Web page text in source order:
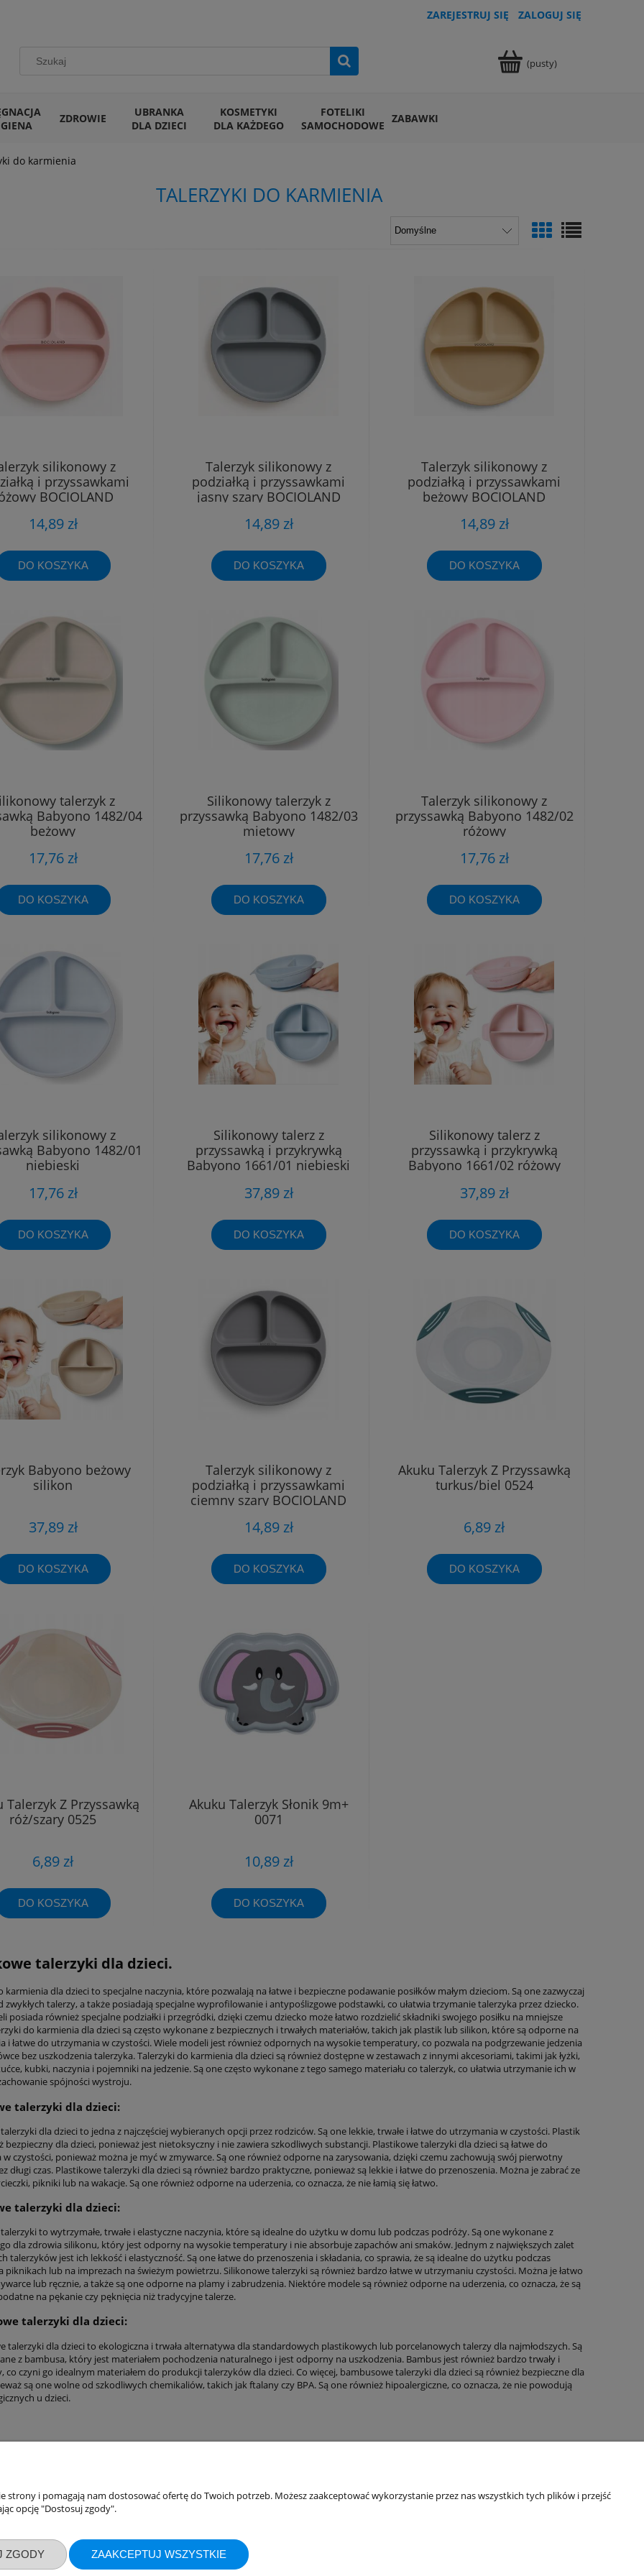
ZAREJESTRUJ SIĘ ZALOGUJ SIĘ
(pusty)
ZDROWIE
UBRANKA
DLA DZIECI
KOSMETYKI
DLA KAŻDEGO
FOTELIKI
SAMOCHODOWE ZABAWKI
do karmienia
TALERZYKI DO KARMIENIA
silikonowy z
i przyssawkami
BOCIOLAND
14,89 zł
DO KOSZYKA
Talerzyk silikonowy z
podziałką i przyssawkami
jasny szary BOCIOLAND
14,89 zł
DO KOSZYKA
Talerzyk silikonowy z
podziałką i przyssawkami
beżowy BOCIOLAND
14,89 zł
DO KOSZYKA
talerzyk z
Babyono 1482/04
beżowy
17,76 zł
DO KOSZYKA
Silikonowy talerzyk z
przyssawką Babyono 1482/03
miętowy
17,76 zł
DO KOSZYKA
Talerzyk silikonowy z
przyssawką Babyono 1482/02
różowy
17,76 zł
DO KOSZYKA
silikonowy z
Babyono 1482/01
niebieski
17,76 zł
DO KOSZYKA
Silikonowy talerz z
przyssawką i przykrywką
Babyono 1661/01 niebieski
37,89 zł
DO KOSZYKA
Silikonowy talerz z
przyssawką i przykrywką
Babyono 1661/02 różowy
37,89 zł
DO KOSZYKA
Babyono beżowy
silikon
37,89 zł
DO KOSZYKA
Talerzyk silikonowy z
podziałką i przyssawkami
ciemny szary BOCIOLAND
14,89 zł
DO KOSZYKA
Akuku Talerzyk Z Przyssawką
turkus/biel 0524
6,89 zł
DO KOSZYKA
Talerzyk Z Przyssawką
róż/szary 0525
6,89 zł
DO KOSZYKA
Akuku Talerzyk Słonik 9m+
0071
10,89 zł
DO KOSZYKA
talerzyki dla dzieci.
karmienia dla dzieci to specjalne naczynia, które pozwalają na łatwe i bezpieczne podawanie posiłków małym dzieciom. Są one zazwyczaj
zwykłych talerzy, a także posiadają specjalne wyprofilowanie i antypoślizgowe podstawki, co ułatwia trzymanie talerzyka przez dziecko.
posiada również specjalne podziałki i przegródki, dzięki czemu dziecko może łatwo rozdzielić składniki swojego posiłku na mniejsze
do karmienia dla dzieci są często wykonane z bezpiecznych i trwałych materiałów, takich jak plastik lub silikon, które są odporne na
i łatwe do utrzymania w czystości. Wiele modeli jest również odpornych na wysokie temperatury, co pozwala na podgrzewanie jedzenia
bez uszkodzenia talerzyka. Talerzyki do karmienia dla dzieci są również dostępne w zestawach z innymi akcesoriami, takimi jak łyżki,
kubki, naczynia i pojemniki na jedzenie. Są one często wykonane z tego samego materiału co talerzyk, co ułatwia utrzymanie ich w
spójności wystroju.
talerzyki dla dzieci:
dla dzieci to jedna z najczęściej wybieranych opcji przez rodziców. Są one lekkie, trwałe i łatwe do utrzymania w czystości. Plastik
bezpieczny dla dzieci, ponieważ jest nietoksyczny i nie zawiera szkodliwych substancji. Plastikowe talerzyki dla dzieci są łatwe do
czystości, ponieważ można je myć w zmywarce. Są one również odporne na zarysowania, dzięki czemu zachowują swój pierwotny
długi czas. Plastikowe talerzyki dla dzieci są również bardzo praktyczne, ponieważ są lekkie i łatwe do przenoszenia. Można je zabrać ze
pikniki lub na wakacje. Są one również odporne na uderzenia, co oznacza, że nie łamią się łatwo.
talerzyki dla dzieci:
to wytrzymałe, trwałe i elastyczne naczynia, które są idealne do użytku w domu lub podczas podróży. Są one wykonane z
dla zdrowia silikonu, który jest odporny na wysokie temperatury i nie absorbuje zapachów ani smaków. Jednym z największych zalet
talerzyków jest ich lekkość i elastyczność. Są one łatwe do przenoszenia i składania, co sprawia, że są idealne do użytku podczas
piknikach lub na imprezach na świeżym powietrzu. Silikonowe talerzyki są również bardzo łatwe w utrzymaniu czystości. Można je łatwo
lub ręcznie, a także są one odporne na plamy i zabrudzenia. Niektóre modele są również odporne na uderzenia, co oznacza, że są
na pękanie czy pęknięcia niż tradycyjne talerze.
talerzyki dla dzieci:
talerzyki dla dzieci to ekologiczna i trwała alternatywa dla standardowych plastikowych lub porcelanowych talerzy dla najmłodszych. Są
z bambusa, który jest materiałem pochodzenia naturalnego i jest odporny na uszkodzenia. Bambus jest również bardzo trwały i
co czyni go idealnym materiałem do produkcji talerzyków dla dzieci. Co więcej, bambusowe talerzyki dla dzieci są również bezpieczne dla
są one wolne od szkodliwych chemikaliów, takich jak ftalany czy BPA. Są one również hipoalergiczne, co oznacza, że nie powodują
u dzieci.
Moje konto
Ustawienia konta
Przechowalnia
Informacje o sklepie
strony i pomagają nam dostosować ofertę do Twoich potrzeb. Możesz zaakceptować wykorzystanie przez nas wszystkich tych plików i przejść
opcję "Dostosuj zgody".
ZGODY ZAAKCEPTUJ WSZYSTKIE